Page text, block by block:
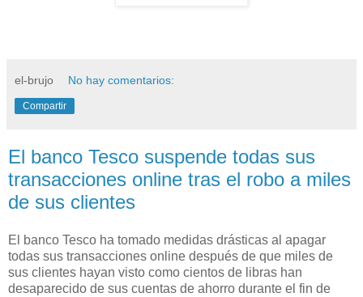
el-brujo No hay comentarios:
Compartir
El banco Tesco suspende todas sus
transacciones online tras el robo a miles
de sus clientes
El banco Tesco ha tomado medidas drásticas al apagar
todas sus transacciones online después de que miles de
sus clientes hayan visto como cientos de libras han
desaparecido de sus cuentas de ahorro durante el fin de